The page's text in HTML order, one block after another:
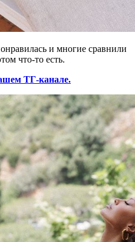
и многие сравнили
что-то есть.
ТГ-канале.